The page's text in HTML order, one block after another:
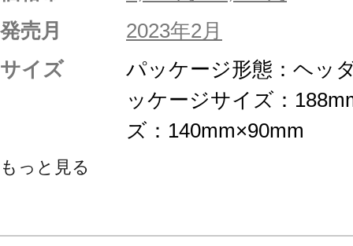
発売月
2023年2月
サイズ
パッケージ形態：ヘッ
ッケージサイズ：
ズ：140mm×90mm
もっと見る